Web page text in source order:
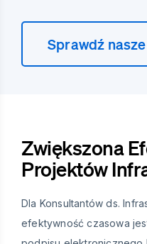
Sprawdź
Zwiększona
Projektów
Dla Konsultantów ds.
efektywność czasowa